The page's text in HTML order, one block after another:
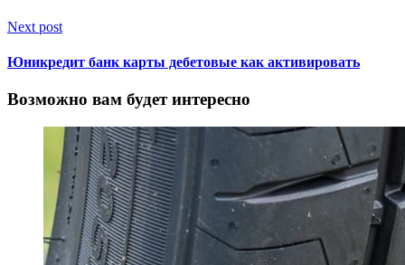
Next post
Юникредит банк карты дебетовые как активировать
Возможно вам будет интересно